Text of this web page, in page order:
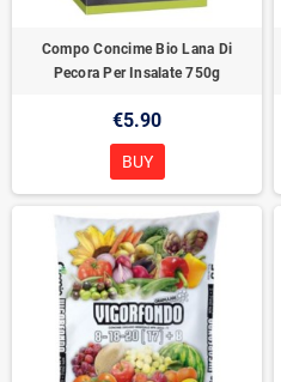
Compo Concime Bio Lana Di
Pecora Per Insalate 750g
€5.90
BUY